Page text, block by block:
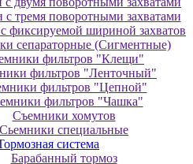
тремя поворотными захватами
фиксируемой шириной захватов
сепараторные (Сигментные)
фильтров "Клещи"
фильтров "Ленточный"
фильтров "Цепной"
фильтров "Чашка"
Съемники хомутов
Сьемники специальные
система
Барабанный тормоз